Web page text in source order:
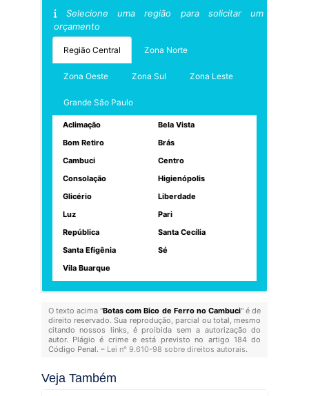
Selecione uma região para solicitar um
orçamento
Região Central Zona Norte
Zona Oeste Zona Sul Zona Leste
Grande São Paulo
Aclimação
Bela Vista
Bom Retiro
Brás
Cambuci
Centro
Consolação
Higienópolis
Glicério
Liberdade
Luz
Pari
República
Santa Cecília
Santa Efigênia
Sé
Vila Buarque
O texto acima "Botas com Bico de Ferro no Cambuci" é de
direito reservado. Sua reprodução, parcial ou total, mesmo
citando nossos links, é proibida sem a autorização do
autor. Plágio é crime e está previsto no artigo 184 do
Código Penal. – Lei n° 9.610-98 sobre direitos autorais.
Veja Também